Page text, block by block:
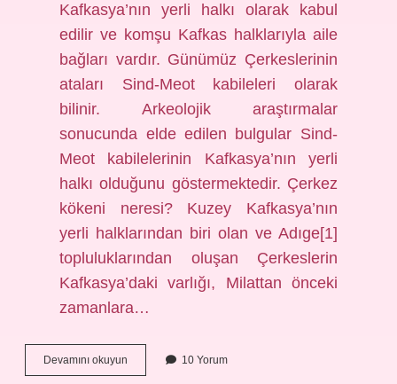
Kafkasya’nın yerli halkı olarak kabul
edilir ve komşu Kafkas halklarıyla aile
bağları vardır. Günümüz Çerkeslerinin
ataları Sind-Meot kabileleri olarak
bilinir. Arkeolojik araştırmalar
sonucunda elde edilen bulgular Sind-
Meot kabilelerinin Kafkasya’nın yerli
halkı olduğunu göstermektedir. Çerkez
kökeni neresi? Kuzey Kafkasya’nın
yerli halklarından biri olan ve Adıge[1]
topluluklarından oluşan Çerkeslerin
Kafkasya’daki varlığı, Milattan önceki
zamanlara…
Devamını okuyun Çerkezin
Diğer
10 Yorum